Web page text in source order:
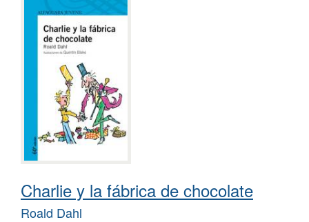
Charlie y la fábrica de chocolate
Roald Dahl